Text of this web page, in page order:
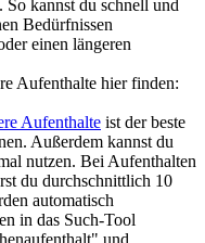
kannst du schnell und
Bedürfnissen
einen längeren
Aufenthalte hier finden:
Aufenthalte ist der beste
Außerdem kannst du
nutzen. Bei Aufenthalten
du durchschnittlich 10
automatisch
in das Such-Tool